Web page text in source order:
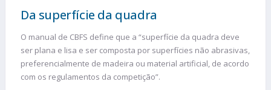
Da superfície da quadra
O manual de CBFS define que a “superfície da quadra deve
ser plana e lisa e ser composta por superfícies não abrasivas,
preferencialmente de madeira ou material artificial, de acordo
com os regulamentos da competição”.